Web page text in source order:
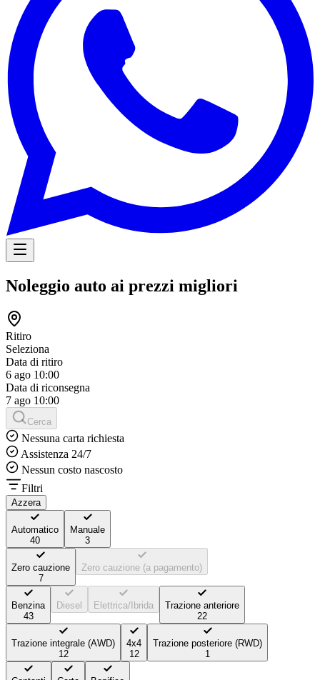
Noleggio auto ai prezzi migliori
Ritiro
Seleziona
Data di ritiro
6 ago 10:00
Data di riconsegna
7 ago 10:00
Cerca
Nessuna carta richiesta
Assistenza 24/7
Nessun costo nascosto
Filtri
Azzera
Automatico
40
Manuale
3
Zero cauzione
7
Zero cauzione (a pagamento)
Benzina
43
Diesel Elettrica/Ibrida
Trazione anteriore
22
Trazione integrale (AWD)
12
4x4
12
Trazione posteriore (RWD)
1